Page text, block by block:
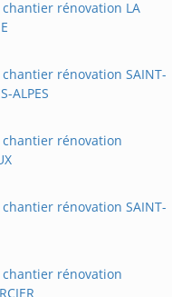
rénovation LA
rénovation SAINT-
ALPES
rénovation
rénovation SAINT-
rénovation